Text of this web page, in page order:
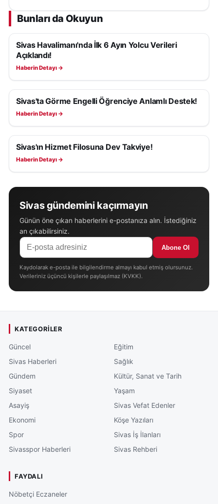
Bunları da Okuyun
SIVAS HABERLERI
Sivas Havalimanı'nda İlk 6 Ayın Yolcu Verileri
Açıklandı!
Haberin Detayı →
SIVAS HABERLERI
Sivas'ta Görme Engelli Öğrenciye Anlamlı Destek!
Haberin Detayı →
SIVAS HABERLERI
Sivas'ın Hizmet Filosuna Dev Takviye!
Haberin Detayı →
Sivas gündemini kaçırmayın
Günün öne çıkan haberlerini e-postanıza alın. İstediğiniz
an çıkabilirsiniz.
Abone Ol
Kaydolarak e-posta ile bilgilendirme almayı kabul etmiş olursunuz.
Verileriniz üçüncü kişilerle paylaşılmaz (KVKK).
KATEGORILER
Güncel
Sivas Haberleri
Gündem
Siyaset
Asayiş
Ekonomi
Spor
Sivasspor Haberleri
Eğitim
Sağlık
Kültür, Sanat ve Tarih
Yaşam
Sivas Vefat Edenler
Köşe Yazıları
Sivas İş İlanları
Sivas Rehberi
FAYDALI
Nöbetçi Eczaneler